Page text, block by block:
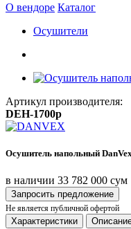
О вендоре Каталог
Осушители
Артикул производителя:
DEH-1700p
Осушитель напольный
в наличии 33 782 000 сум
Запросить предложение
Не является публичной офертой
Характеристики